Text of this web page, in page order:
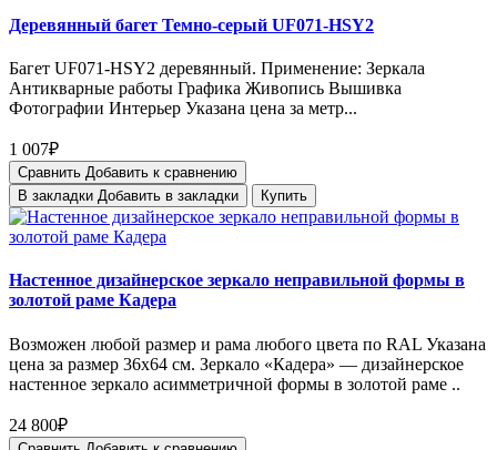
Деревянный багет Темно-серый UF071-HSY2
Багет UF071-HSY2 деревянный. Применение: Зеркала
Антикварные работы Графика Живопись Вышивка
Фотографии Интерьер Указана цена за метр...
1 007₽
Сравнить Добавить к сравнению
В закладки Добавить в закладки Купить
Настенное дизайнерское зеркало неправильной формы в
золотой раме Кадера
Возможен любой размер и рама любого цвета по RAL Указана
цена за размер 36х64 см. Зеркало «Кадера» — дизайнерское
настенное зеркало асимметричной формы в золотой раме ..
24 800₽